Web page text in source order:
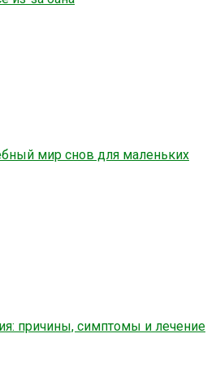
мир снов для маленьких
причины, симптомы и лечение